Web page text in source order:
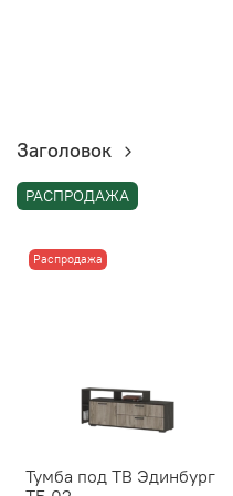
Заголовок
РАСПРОДАЖА
Распродажа
Тумба под ТВ Эдинбург